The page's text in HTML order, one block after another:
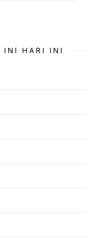
INI HARI INI